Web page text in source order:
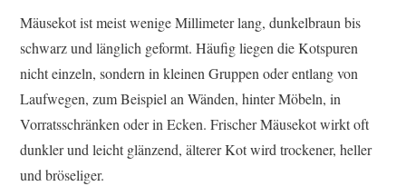
Mäusekot ist meist wenige Millimeter lang, dunkelbraun bis
schwarz und länglich geformt. Häufig liegen die Kotspuren
nicht einzeln, sondern in kleinen Gruppen oder entlang von
Laufwegen, zum Beispiel an Wänden, hinter Möbeln, in
Vorratsschränken oder in Ecken. Frischer Mäusekot wirkt oft
dunkler und leicht glänzend, älterer Kot wird trockener, heller
und bröseliger.